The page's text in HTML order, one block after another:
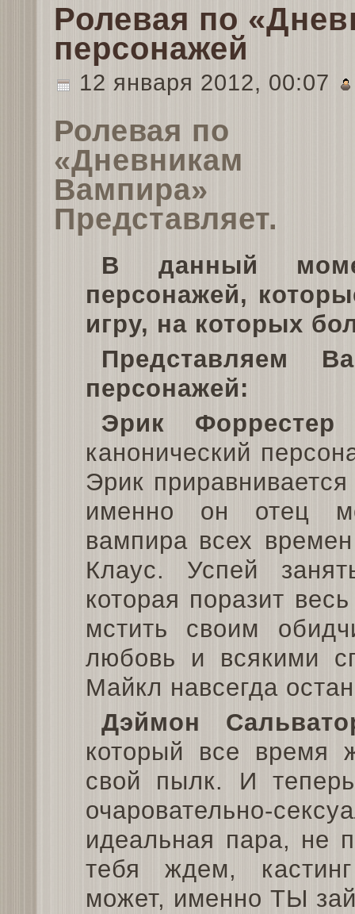
Ролевая по
персонажей
12 января 2012, 00:07
Ролевая по
«Дневникам
Вампира»
Представляет.
В данный
персонажей,
игру, на которых
Представляем
персонажей:
Эрик Форрестер
канонический
Эрик
именно он отец
вампира всех
Клаус. Успей
которая поразит
мстить своим
любовь и всякими
Майкл навсегда
Дэймон
который все время
свой пылк. И
очаровательно-
идеальная пара, не
тебя ждем,
может, именно ТЫ